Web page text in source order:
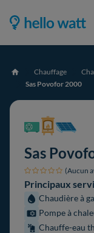
Accueil Chauffage
Sas Povofor 2000
Sas
(Aucun
Principaux
Chaudière à
Pompe à
Chauffe-eau